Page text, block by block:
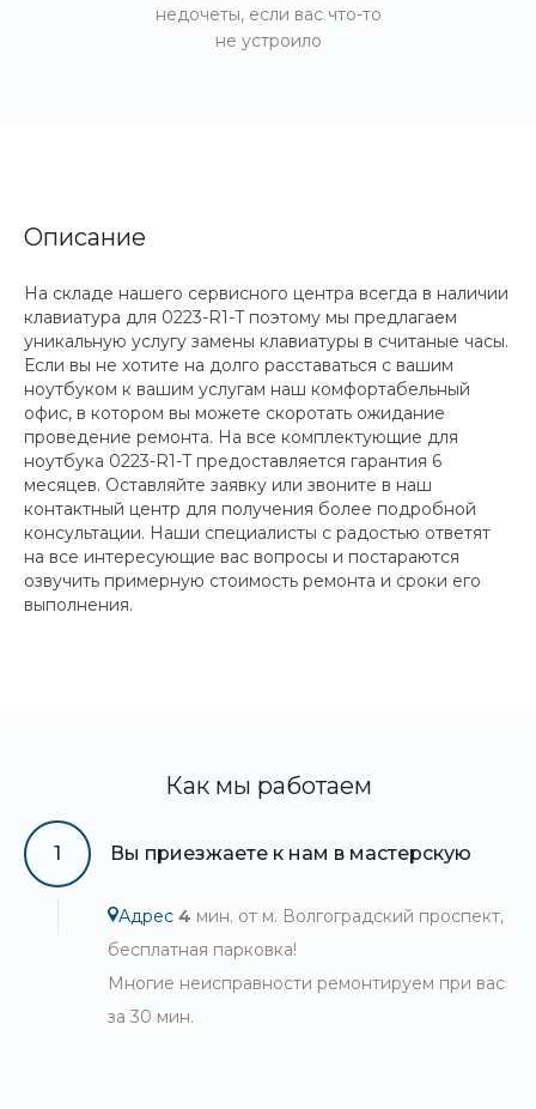
недочеты, если вас что-то
не устроило
Описание
На складе нашего сервисного центра всегда в наличии
клавиатура для 0223-R1-T поэтому мы предлагаем
уникальную услугу замены клавиатуры в считаные часы.
Если вы не хотите на долго расставаться с вашим
ноутбуком к вашим услугам наш комфортабельный
офис, в котором вы можете скоротать ожидание
проведение ремонта. На все комплектующие для
ноутбука 0223-R1-T предоставляется гарантия 6
месяцев. Оставляйте заявку или звоните в наш
контактный центр для получения более подробной
консультации. Наши специалисты с радостью ответят
на все интересующие вас вопросы и постараются
озвучить примерную стоимость ремонта и сроки его
выполнения.
Как мы работаем
1 Вы приезжаете к нам в мастерскую
Адрес 4 мин. от м. Волгоградский проспект,
бесплатная парковка!
Многие неисправности ремонтируем при вас
за 30 мин.